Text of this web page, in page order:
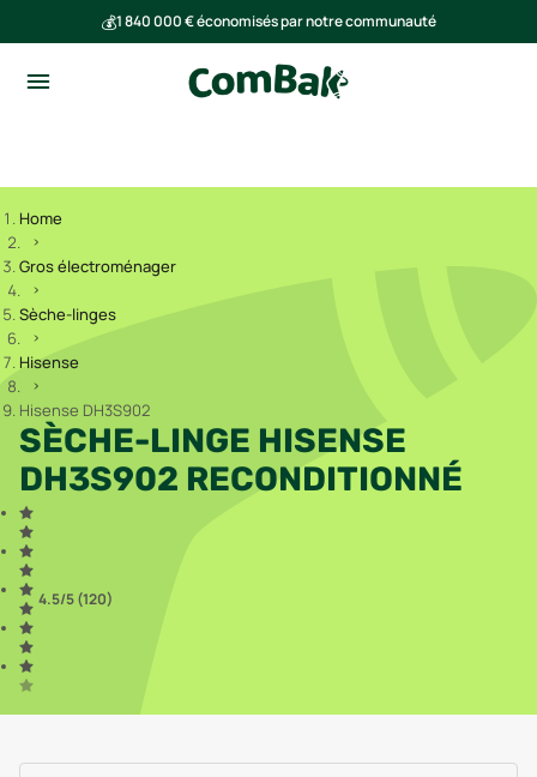
💰1 840 000 € économisés par notre communauté
Home
Gros électroménager
Sèche-linges
Hisense
Hisense DH3S902
SÈCHE-LINGE HISENSE
DH3S902 RECONDITIONNÉ
4.5/5 (120)